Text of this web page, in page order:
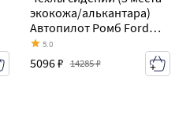
экокожа/алькантара)
Автопилот Ромб Ford
Transit
цельнометаллический
фургон (2006-2014)
5.0
5096 ₽ 14285 ₽